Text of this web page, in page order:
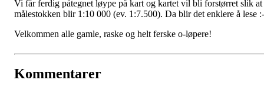
Vi får ferdig påtegnet løype på kart og kartet vil bli forstørret slik at
målestokken blir 1:10 000 (ev. 1:7.500). Da blir det enklere å lese
Velkommen alle gamle, raske og helt ferske o-løpere!
Kommentarer